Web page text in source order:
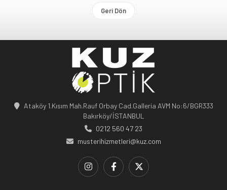
Geri Dön
Ataköy 1.Kısım Mah.Rauf Orbay Cad.Galleria AVM No:6/BGR333
Bakırköy/İSTANBUL
0212 560 47 23
musterihizmetleri@kuz.com